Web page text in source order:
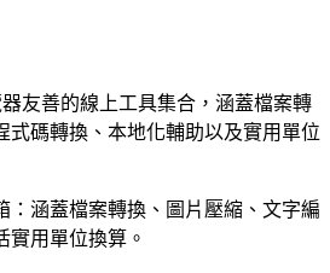
器友善的線上工具集合，涵蓋檔案轉
式碼轉換、本地化輔助以及實用單位
：涵蓋檔案轉換、圖片壓縮、文字編
實用單位換算。